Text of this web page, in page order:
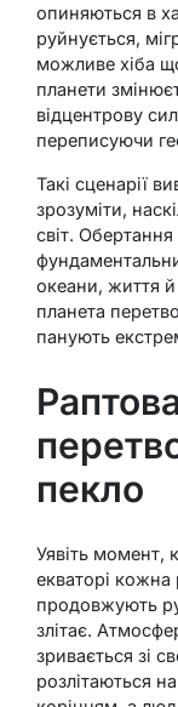
опиняються в
руйнується,
можливе хіба
планети
відцентрову
переписуючи
Такі сценарії
зрозуміти,
світ.
океани, життя й
планета
панують
пекло
Уявіть момент,
екваторі
продовжують
злітає.
зривається зі
розлітаються